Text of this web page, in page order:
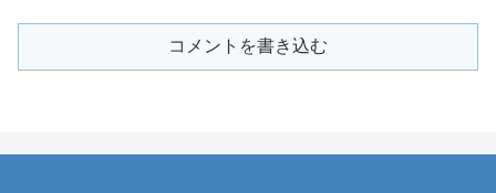
コメントを書き込む